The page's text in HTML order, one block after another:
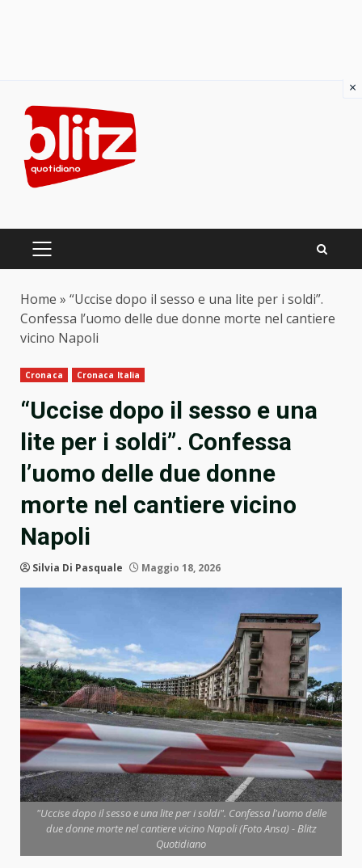
content
PRIMARY
Home » “Uccise dopo il sesso e una lite per i soldi”.
Confessa l’uomo delle due donne morte nel cantiere
vicino Napoli
Cronaca Cronaca Italia
“Uccise dopo il sesso e una
lite per i soldi”. Confessa
l’uomo delle due donne
morte nel cantiere vicino
Napoli
Silvia Di Pasquale Maggio 18, 2026
"Uccise dopo il sesso e una lite per i soldi". Confessa l'uomo delle
due donne morte nel cantiere vicino Napoli (Foto Ansa) - Blitz
Quotidiano
×